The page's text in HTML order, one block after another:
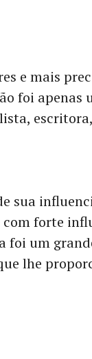
e mais
foi apenas
sua
forte
foi um
lhe